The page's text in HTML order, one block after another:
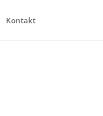
Kontakt